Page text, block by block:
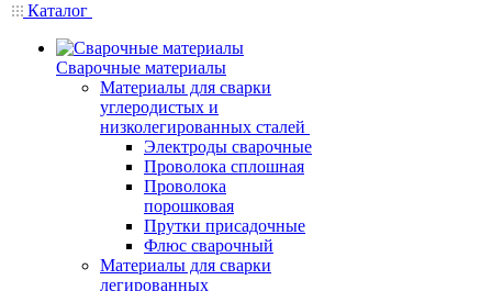
Каталог
Сварочные материалы
Материалы для сварки
углеродистых и
низколегированных сталей
Электроды сварочные
Проволока сплошная
Проволока
порошковая
Прутки присадочные
Флюс сварочный
Материалы для сварки
легированных